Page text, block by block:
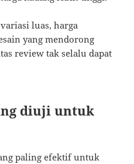
luas, harga
yang mendorong
review tak selalu dapat
diuji untuk
paling efektif untuk